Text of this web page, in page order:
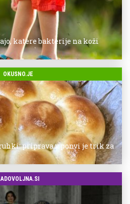
katere bakterije na koži
OKUSNO.JE
priprava v ponvi je trik za